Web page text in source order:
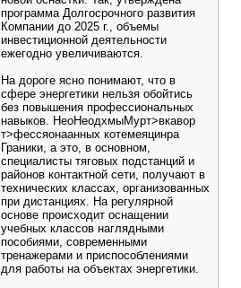
программа Долгосрочного развития
Компании до 2025 г., объемы
инвестиционной деятельности
ежегодно увеличиваются.
На дороге ясно понимают, что в
сфере энергетики нельзя обойтись
без повышения профессиональных
навыков. HeoНеодхмыMypт>вкавоp
т>фeccяoнaанныx котемеяцинра
Граники, а это, в основном,
специалисты тяговых подстанций и
районов контактной сети, получают в
технических классах, организованных
при дистанциях. На регулярной
основе происходит оснащении
учебных классов наглядными
пособиями, современными
тренажерами и приспособлениями
для работы на объектах энергетики.